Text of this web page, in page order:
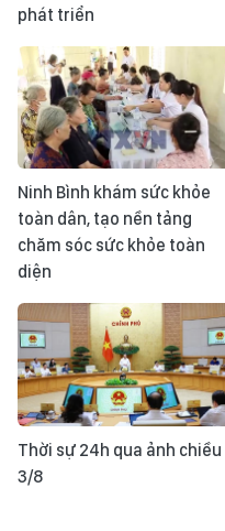
phát triển
Ninh Bình khám sức khỏe
toàn dân, tạo nền tảng
chăm sóc sức khỏe toàn
diện
Thời sự 24h qua ảnh chiều
3/8